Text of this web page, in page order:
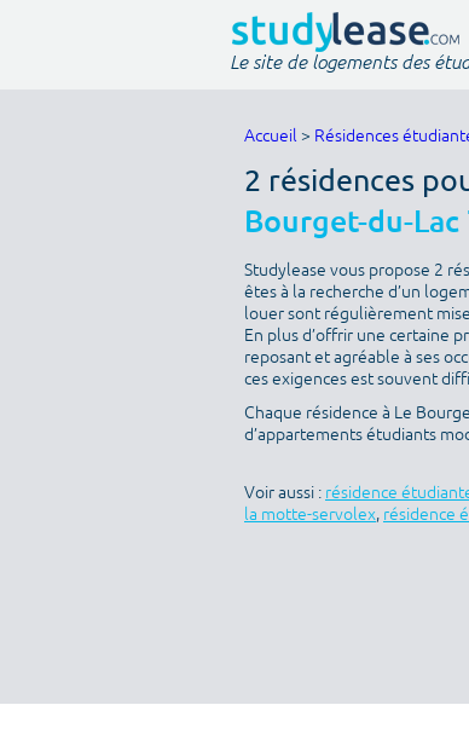
Le site de logements des
Accueil > Résidences
2 résidences
Bourget-du-Lac
Studylease vous propose 2
êtes à la recherche d’un
louer sont régulièrement
En plus d’offrir une certaine
reposant et agréable à ses
ces exigences est souvent
Chaque résidence à Le
d’appartements étudiants
Voir aussi : résidence
la motte-servolex, résidence